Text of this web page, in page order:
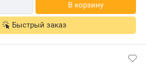
В корзину
Быстрый заказ